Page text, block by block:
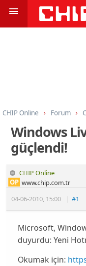
CHIP Online Forum
Windows
güçlendi!
CHIP Online
04-06-2010, 15:00 |#1
OP www.chip.com.tr
Microsoft,
duyurdu: Yeni
Okumak için: